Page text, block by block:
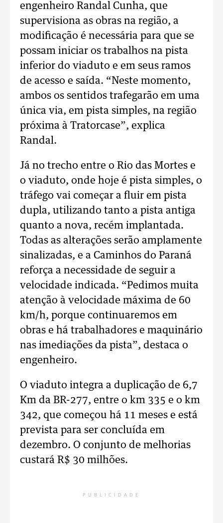
engenheiro Randal Cunha, que
supervisiona as obras na região, a
modificação é necessária para que se
possam iniciar os trabalhos na pista
inferior do viaduto e em seus ramos
de acesso e saída. “Neste momento,
ambos os sentidos trafegarão em uma
única via, em pista simples, na região
próxima à Tratorcase”, explica
Randal.
Já no trecho entre o Rio das Mortes e
o viaduto, onde hoje é pista simples, o
tráfego vai começar a fluir em pista
dupla, utilizando tanto a pista antiga
quanto a nova, recém implantada.
Todas as alterações serão amplamente
sinalizadas, e a Caminhos do Paraná
reforça a necessidade de seguir a
velocidade indicada. “Pedimos muita
atenção à velocidade máxima de 60
km/h, porque continuaremos em
obras e há trabalhadores e maquinário
nas imediações da pista”, destaca o
engenheiro.
O viaduto integra a duplicação de 6,7
Km da BR-277, entre o km 335 e o km
342, que começou há 11 meses e está
prevista para ser concluída em
dezembro. O conjunto de melhorias
custará R$ 30 milhões.
PUBLICIDADE